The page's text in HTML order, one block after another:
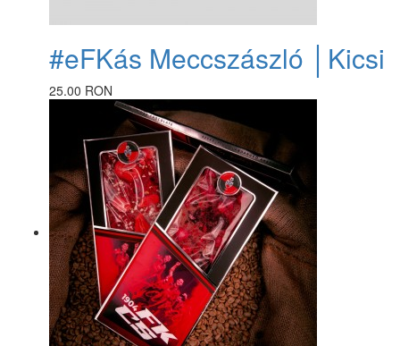
#eFKás Meccszászló │Kicsi
25.00 RON